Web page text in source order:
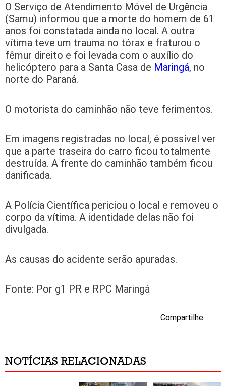
O Serviço de Atendimento Móvel de Urgência
(Samu) informou que a morte do homem de 61
anos foi constatada ainda no local. A outra
vítima teve um trauma no tórax e fraturou o
fêmur direito e foi levada com o auxílio do
helicóptero para a Santa Casa de Maringá, no
norte do Paraná.
O motorista do caminhão não teve ferimentos.
Em imagens registradas no local, é possível ver
que a parte traseira do carro ficou totalmente
destruída. A frente do caminhão também ficou
danificada.
A Polícia Científica periciou o local e removeu o
corpo da vítima. A identidade delas não foi
divulgada.
As causas do acidente serão apuradas.
Fonte: Por g1 PR e RPC Maringá
Compartilhe:
NOTÍCIAS RELACIONADAS